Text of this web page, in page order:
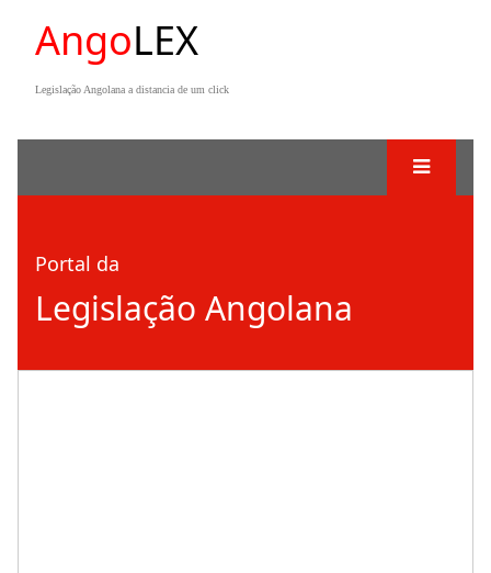
AngoLEX
Legislação Angolana a distancia de um click
Portal da
Legislação Angolana